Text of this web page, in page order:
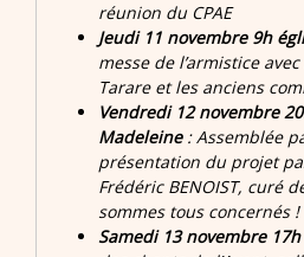
réunion du CPAE
Jeudi 11 novembre 9h
messe de l’armistice
Tarare et les anciens
Vendredi 12 novembre
Madeleine: Assemblée
présentation du projet
Frédéric BENOIST, curé
sommes tous concernés !
Samedi 13 novembre